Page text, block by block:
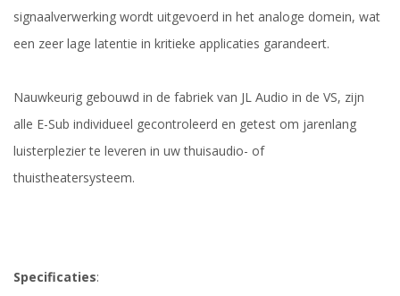
signaalverwerking wordt uitgevoerd in het analoge domein, wat
een zeer lage latentie in kritieke applicaties garandeert.
Nauwkeurig gebouwd in de fabriek van JL Audio in de VS, zijn
alle E-Sub individueel gecontroleerd en getest om jarenlang
luisterplezier te leveren in uw thuisaudio- of
thuistheatersysteem.
Specificaties: